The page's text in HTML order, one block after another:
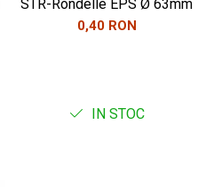
STR-Rondelle EPS Ø 63mm
0,40 RON
IN STOC